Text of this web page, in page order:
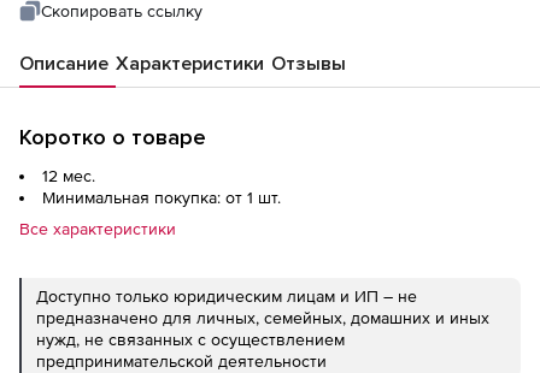
Скопировать ссылку
Описание Характеристики Отзывы
Коротко о товаре
12 мес.
Минимальная покупка: от 1 шт.
Все характеристики
Доступно только юридическим лицам и ИП – не
предназначено для личных, семейных, домашних и иных
нужд, не связанных с осуществлением
предпринимательской деятельности